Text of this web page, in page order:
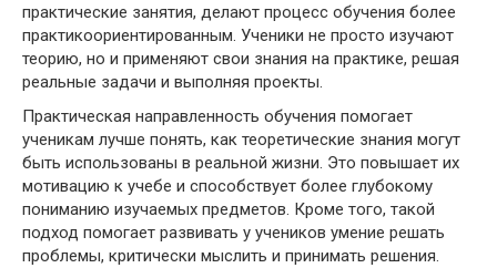
практические занятия, делают процесс обучения более
практикоориентированным. Ученики не просто изучают
теорию, но и применяют свои знания на практике, решая
реальные задачи и выполняя проекты.
Практическая направленность обучения помогает
ученикам лучше понять, как теоретические знания могут
быть использованы в реальной жизни. Это повышает их
мотивацию к учебе и способствует более глубокому
пониманию изучаемых предметов. Кроме того, такой
подход помогает развивать у учеников умение решать
проблемы, критически мыслить и принимать решения.